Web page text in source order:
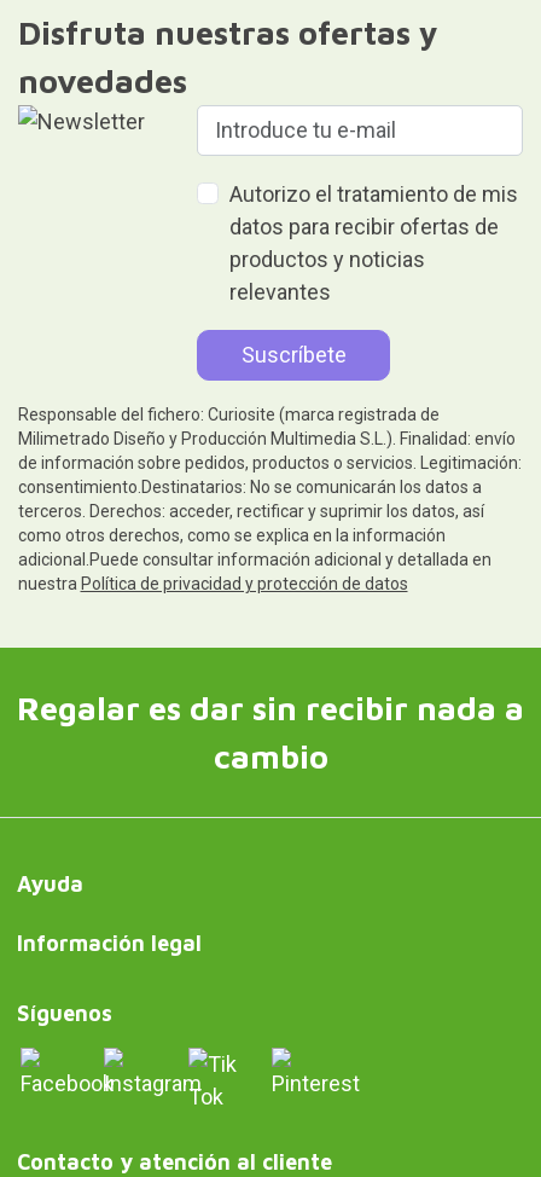
Disfruta nuestras ofertas y
novedades
Autorizo el tratamiento de mis
datos para recibir ofertas de
productos y noticias
relevantes
Responsable del fichero: Curiosite (marca registrada de
Milimetrado Diseño y Producción Multimedia S.L.). Finalidad: envío
de información sobre pedidos, productos o servicios. Legitimación:
consentimiento.Destinatarios: No se comunicarán los datos a
terceros. Derechos: acceder, rectificar y suprimir los datos, así
como otros derechos, como se explica en la información
adicional.Puede consultar información adicional y detallada en
nuestra Política de privacidad y protección de datos
Regalar es dar sin recibir nada a
cambio
Ayuda
Información legal
Síguenos
Contacto y atención al cliente